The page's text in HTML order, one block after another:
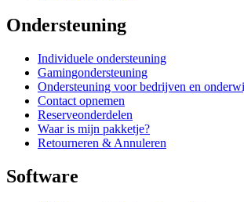
Ondersteuning
Individuele ondersteuning
Gamingondersteuning
Ondersteuning voor bedrijven en
Contact opnemen
Reserveonderdelen
Waar is mijn pakketje?
Retourneren & Annuleren
Software